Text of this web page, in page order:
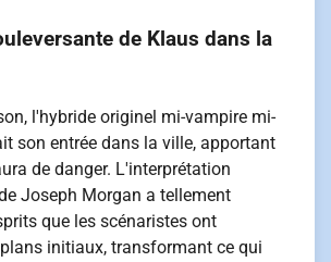
de Klaus dans la
l'hybride originel mi-vampire mi-
son entrée dans la ville, apportant
de danger. L'interprétation
Joseph Morgan a tellement
que les scénaristes ont
initiaux, transformant ce qui